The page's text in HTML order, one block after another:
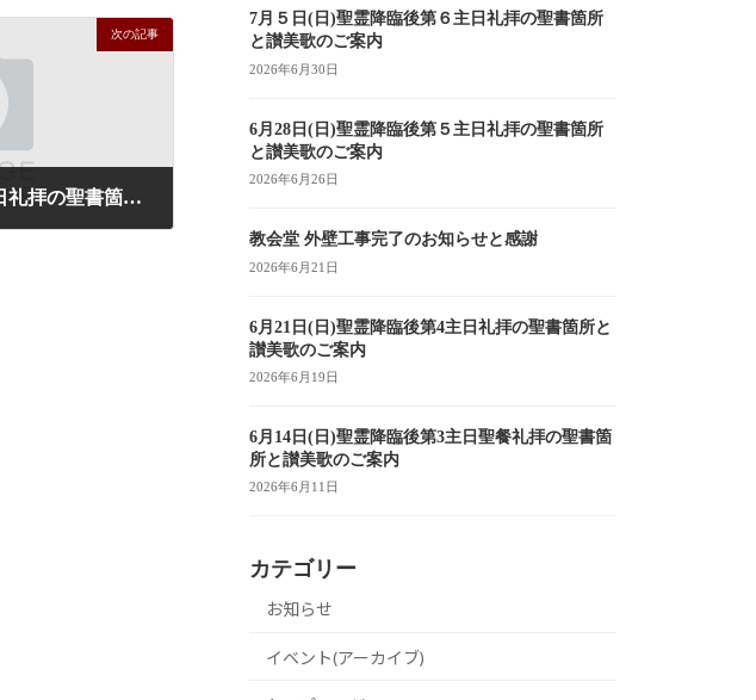
次の記事
5月10日(日)復活節第６主日礼拝の聖書箇所と讃美歌のご案内
7月５日(日)聖霊降臨後第６主日礼拝の聖書箇所
と讃美歌のご案内
2026年6月30日
6月28日(日)聖霊降臨後第５主日礼拝の聖書箇所
と讃美歌のご案内
2026年6月26日
教会堂 外壁工事完了のお知らせと感謝
2026年6月21日
6月21日(日)聖霊降臨後第4主日礼拝の聖書箇所と
讃美歌のご案内
2026年6月19日
6月14日(日)聖霊降臨後第3主日聖餐礼拝の聖書箇
所と讃美歌のご案内
2026年6月11日
カテゴリー
お知らせ
イベント(アーカイブ)